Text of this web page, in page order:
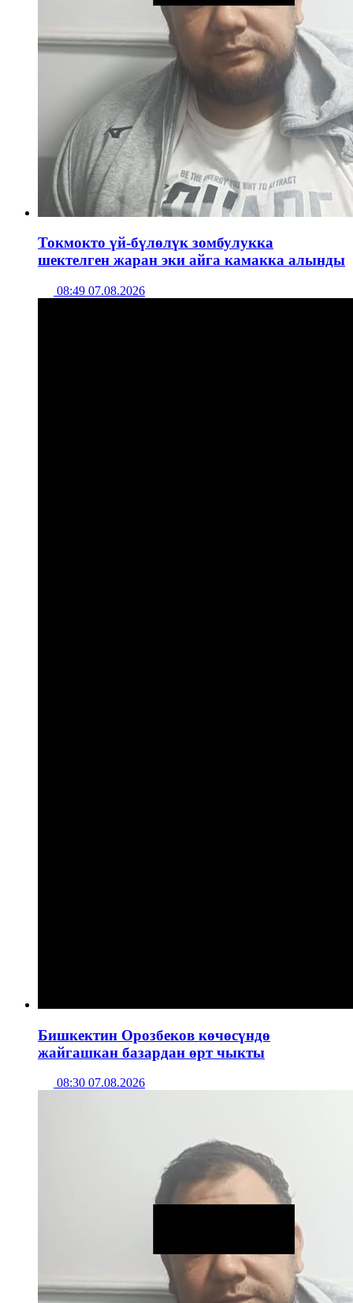
Токмокто үй-бүлөлүк зомбулукка
шектелген жаран эки айга камакка алынды
08:49 07.08.2026
Бишкектин Орозбеков көчөсүндө
жайгашкан базардан өрт чыкты
08:30 07.08.2026